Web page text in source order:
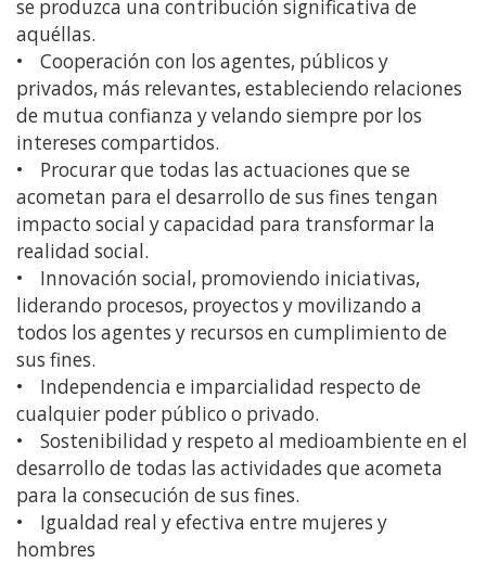
se produzca una contribución significativa de
aquéllas.
• Cooperación con los agentes, públicos y
privados, más relevantes, estableciendo relaciones
de mutua confianza y velando siempre por los
intereses compartidos.
• Procurar que todas las actuaciones que se
acometan para el desarrollo de sus fines tengan
impacto social y capacidad para transformar la
realidad social.
• Innovación social, promoviendo iniciativas,
liderando procesos, proyectos y movilizando a
todos los agentes y recursos en cumplimiento de
sus fines.
• Independencia e imparcialidad respecto de
cualquier poder público o privado.
• Sostenibilidad y respeto al medioambiente en el
desarrollo de todas las actividades que acometa
para la consecución de sus fines.
• Igualdad real y efectiva entre mujeres y
hombres